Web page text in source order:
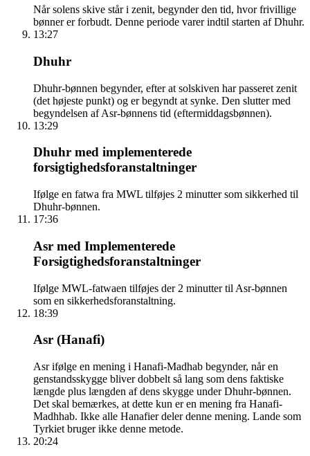
Når solens skive står i zenit, begynder den tid, hvor frivillige
bønner er forbudt. Denne periode varer indtil starten af Dhuhr.
13:27
Dhuhr
Dhuhr-bønnen begynder, efter at solskiven har passeret zenit
(det højeste punkt) og er begyndt at synke. Den slutter med
begyndelsen af Asr-bønnens tid (eftermiddagsbønnen).
13:29
Dhuhr med implementerede
forsigtighedsforanstaltninger
Ifølge en fatwa fra MWL tilføjes 2 minutter som sikkerhed til
Dhuhr-bønnen.
17:36
Asr med Implementerede
Forsigtighedsforanstaltninger
Ifølge MWL-fatwaen tilføjes der 2 minutter til Asr-bønnen
som en sikkerhedsforanstaltning.
18:39
Asr (Hanafi)
Asr ifølge en mening i Hanafi-Madhab begynder, når en
genstandsskygge bliver dobbelt så lang som dens faktiske
længde plus længden af dens skygge under Dhuhr-bønnen.
Det skal bemærkes, at dette kun er en mening fra Hanafi-
Madhhab. Ikke alle Hanafier deler denne mening. Lande som
Tyrkiet bruger ikke denne metode.
20:24